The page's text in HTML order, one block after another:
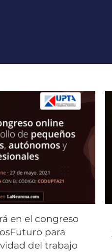
en el congreso
para
del trabajo